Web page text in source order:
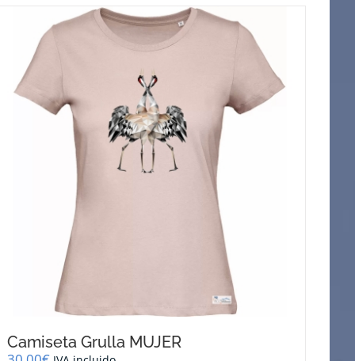
Camiseta Grulla MUJER